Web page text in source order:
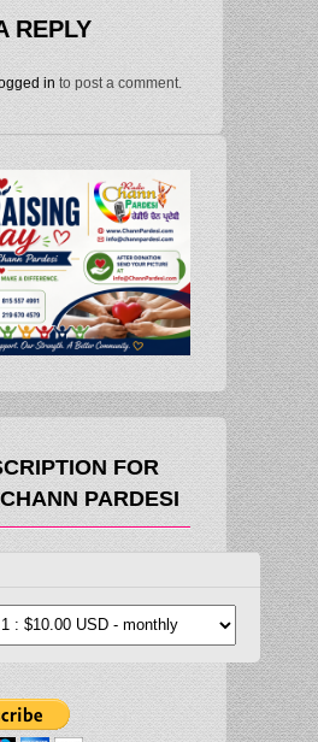
REPLY
in to post a comment.
FOR
PARDESI